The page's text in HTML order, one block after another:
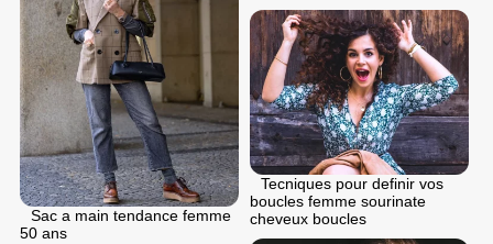
Sac a main tendance femme
50 ans
Tecniques pour definir vos
boucles femme sourinate
cheveux boucles